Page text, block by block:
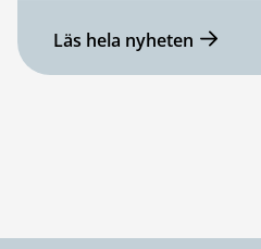
Läs hela nyheten